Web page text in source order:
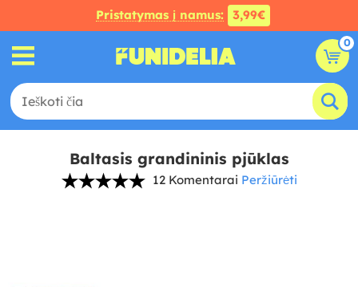
Pristatymas į namus: 3,99€
0
Baltasis grandininis pjūklas
12 Komentarai Peržiūrėti